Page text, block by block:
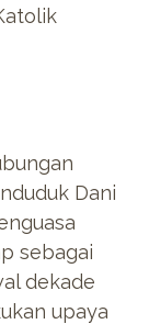
Dani
sebagai
dekade
upaya